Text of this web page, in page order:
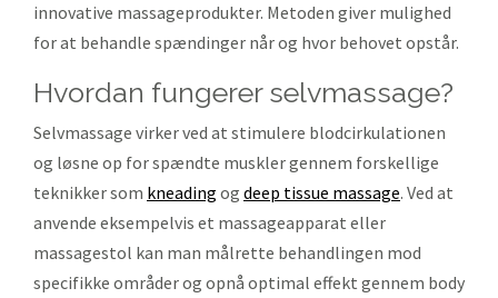
innovative massageprodukter. Metoden giver mulighed
for at behandle spændinger når og hvor behovet opstår.
hvordan fungerer selvmassage?
Selvmassage virker ved at stimulere blodcirkulationen
og løsne op for spændte muskler gennem forskellige
teknikker som kneading og deep tissue massage. Ved at
anvende eksempelvis et massageapparat eller
massagestol kan man målrette behandlingen mod
specifikke områder og opnå optimal effekt gennem body